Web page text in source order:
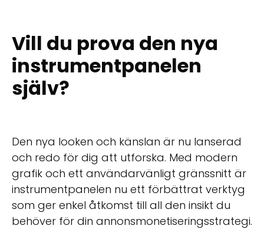
Vill du prova den nya
instrumentpanelen
själv?
Den nya looken och känslan är nu lanserad
och redo för dig att utforska. Med modern
grafik och ett användarvänligt gränssnitt är
instrumentpanelen nu ett förbättrat verktyg
som ger enkel åtkomst till all den insikt du
behöver för din annonsmonetiseringsstrategi.